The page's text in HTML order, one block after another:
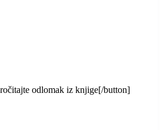
odlomak iz knjige[/button]